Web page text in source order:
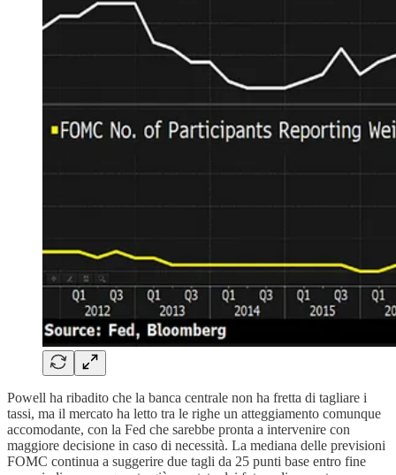
Powell ha ribadito che la banca centrale non ha fretta di tagliare i
tassi, ma il mercato ha letto tra le righe un atteggiamento comunque
accomodante, con la Fed che sarebbe pronta a intervenire con
maggiore decisione in caso di necessità. La mediana delle previsioni
FOMC continua a suggerire due tagli da 25 punti base entro fine